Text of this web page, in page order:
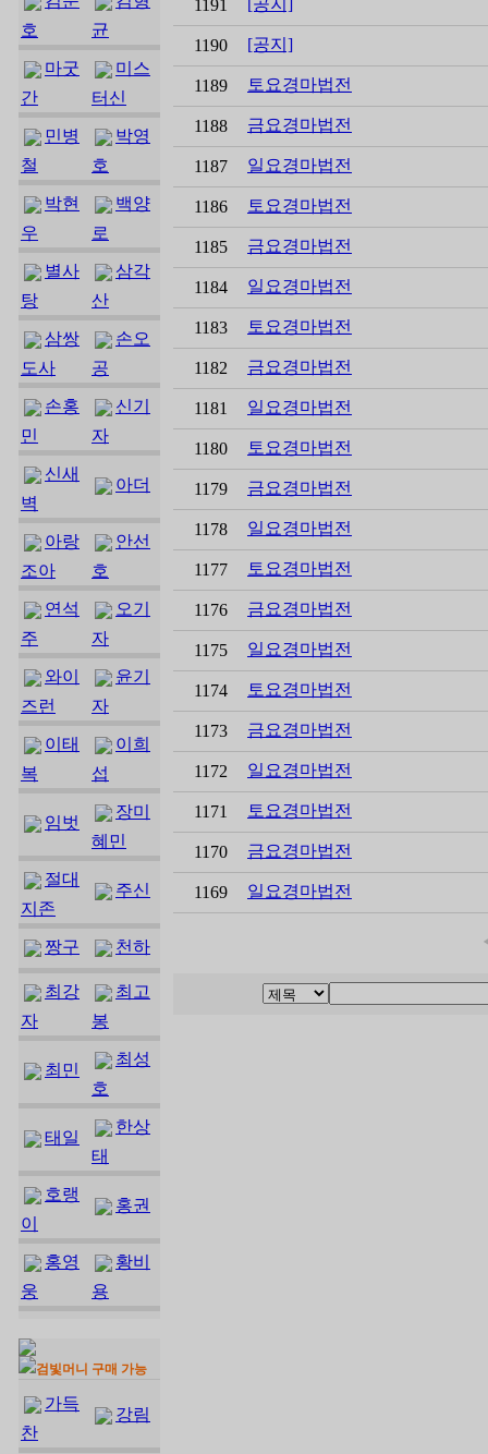
호
균
마굿
간
미스
터신
민병
철
박영
호
박현
우
백양
로
별사
탕
삼각
산
삼쌍
도사
손오
공
손홍
민
신기
자
신새
벽
아더
아랑
조아
안선
호
연석
주
오기
자
와이
즈런
윤기
자
이태
복
이희
섭
임벗
장미
혜민
절대
지존
주신
짱구 천하
최강
자
최고
봉
최민
최성
호
태일
한상
태
호랭
이
홍권
홍영
웅
황비
용
검빛머니 구매 가능
가득
찬
강림
1191
1190 [공지]
1189 토요경마법전
1188 금요경마법전
1187 일요경마법전
1186 토요경마법전
1185 금요경마법전
1184 일요경마법전
1183 토요경마법전
1182 금요경마법전
1181 일요경마법전
1180 토요경마법전
1179 금요경마법전
1178 일요경마법전
1177 토요경마법전
1176 금요경마법전
1175 일요경마법전
1174 토요경마법전
1173 금요경마법전
1172 일요경마법전
1171 토요경마법전
1170 금요경마법전
1169 일요경마법전